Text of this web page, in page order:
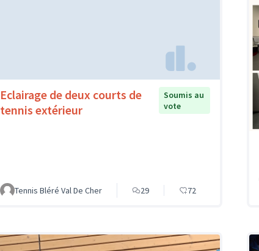
Eclairage de deux courts de
tennis extérieur
Soumis au
vote
Tennis Bléré Val De Cher 29 72